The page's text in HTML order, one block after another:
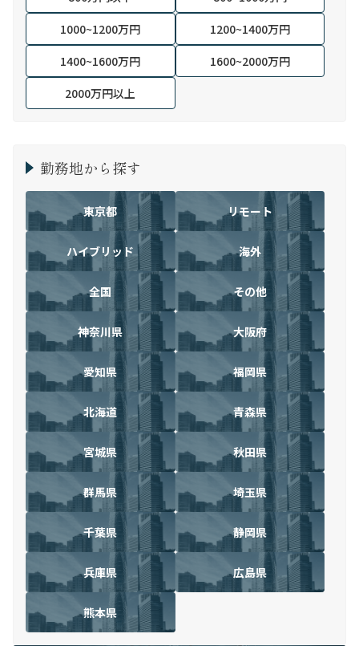
1000~1200万円
1200~1400万円
1400~1600万円
1600~2000万円
2000万円以上
勤務地から探す
東京都 リモート
ハイブリッド 海外
全国 その他
神奈川県 大阪府
愛知県 福岡県
北海道 青森県
宮城県 秋田県
群馬県 埼玉県
千葉県 静岡県
兵庫県 広島県
熊本県